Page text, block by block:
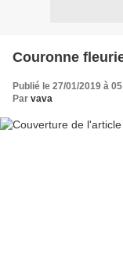
Couronne
Publié le 27/01/2019 à
Par vava